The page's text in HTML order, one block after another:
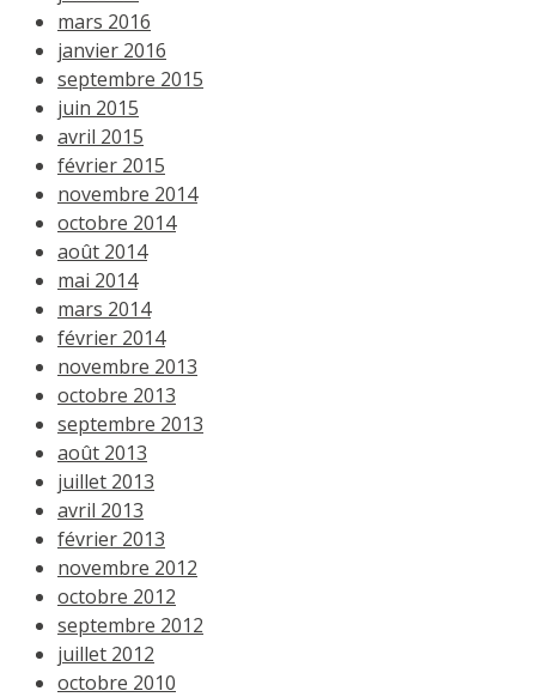
mars 2016
janvier 2016
septembre 2015
juin 2015
avril 2015
février 2015
novembre 2014
octobre 2014
août 2014
mai 2014
mars 2014
février 2014
novembre 2013
octobre 2013
septembre 2013
août 2013
juillet 2013
avril 2013
février 2013
novembre 2012
octobre 2012
septembre 2012
juillet 2012
octobre 2010